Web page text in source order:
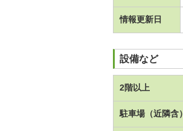
情報更新日
設備など
2階以上
駐車場（近隣含）